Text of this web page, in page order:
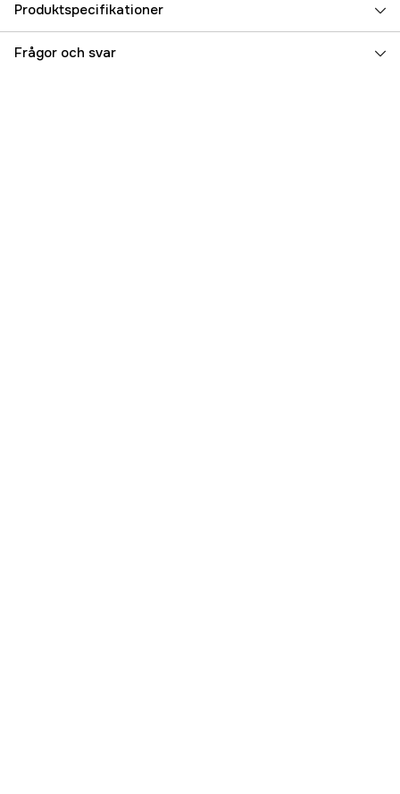
Produktspecifikationer
Referensnummer 3000006061
Frågor och svar